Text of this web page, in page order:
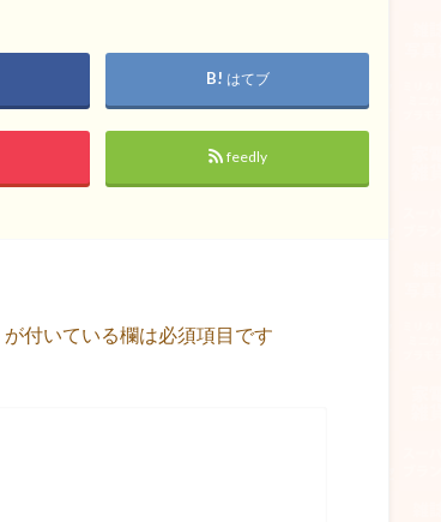
はてブ
feedly
が付いている欄は必須項目です